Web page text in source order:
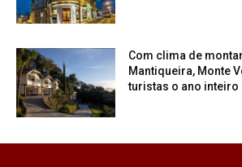
Com clima de
Mantiqueira, Monte
turistas o ano inteiro